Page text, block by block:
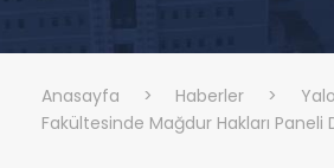
Anasayfa > Haberler >
Fakültesinde Mağdur Hakları Paneli